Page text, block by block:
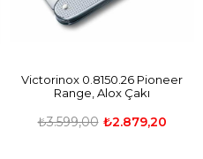
Victorinox 0.8150.26 Pioneer
Range, Alox Çakı
₺2.879,20
₺3.599,00